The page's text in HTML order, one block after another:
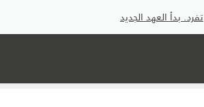
تفرد. بدأ العهد الجديد